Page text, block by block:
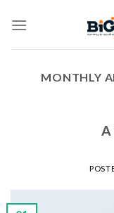
MONTHLY